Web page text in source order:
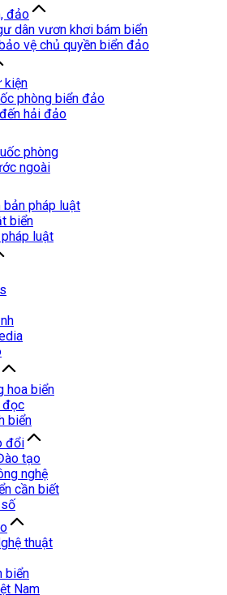
đảo
dân vươn khơi bám biển
vệ chủ quyền biển đảo
kiện
phòng biển đảo
hải đảo
phòng
ngoài
pháp luật
biển
luật
hoa biển
đọc
biển
đổi
tạo
nghệ
cần biết
thuật
biển
Nam